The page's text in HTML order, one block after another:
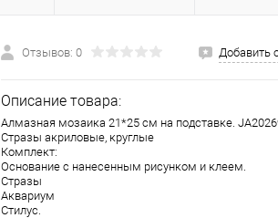
Отзывов: 0 Добавить
Описание товара:
Алмазная мозаика 21*25 см на подставке.
Стразы акриловые, круглые
Комплект:
Основание с нанесенным рисунком и клеем.
Стразы
Аквариум
Стилус.